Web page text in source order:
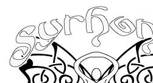
naar
inhoud